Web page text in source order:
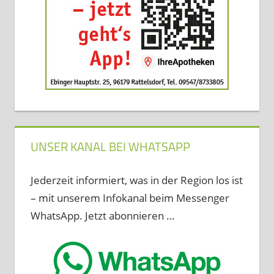
UNSER KANAL BEI WHATSAPP
Jederzeit informiert, was in der Region los ist
– mit unserem Infokanal beim Messenger
WhatsApp. Jetzt abonnieren …